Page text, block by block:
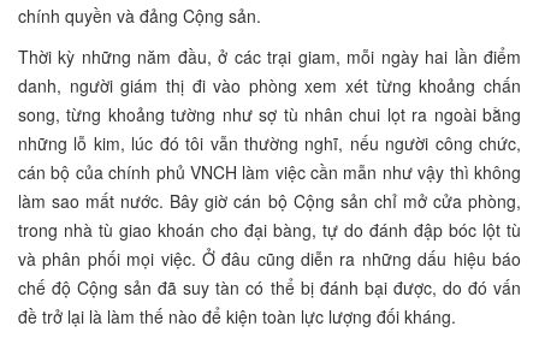
chính quyền và đảng Cộng sản.
Thời kỳ những năm đầu, ở các trại giam, mỗi ngày hai lần điểm
danh, người giám thị đi vào phòng xem xét từng khoảng chấn
song, từng khoảng tường như sợ tù nhân chui lọt ra ngoài bằng
những lỗ kim, lúc đó tôi vẫn thường nghĩ, nếu người công chức,
cán bộ của chính phủ VNCH làm việc cần mẫn như vậy thì không
làm sao mất nước. Bây giờ cán bộ Cộng sản chỉ mở cửa phòng,
trong nhà tù giao khoán cho đại bàng, tự do đánh đập bóc lột tù
và phân phối mọi việc. Ở đâu cũng diễn ra những dấu hiệu báo
chế độ Cộng sản đã suy tàn có thể bị đánh bại được, do đó vấn
đề trở lại là làm thế nào để kiện toàn lực lượng đối kháng.